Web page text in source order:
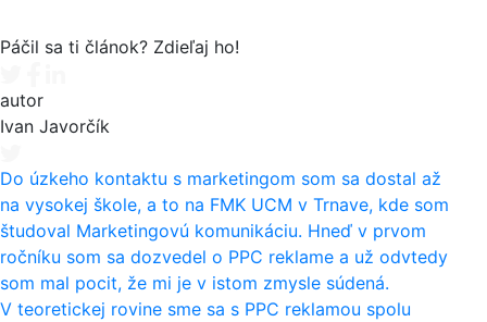
Páčil sa ti článok? Zdieľaj ho!
autor
Ivan Javorčík
Do úzkeho kontaktu s marketingom som sa dostal až
na vysokej škole, a to na FMK UCM v Trnave, kde som
študoval Marketingovú komunikáciu. Hneď v prvom
ročníku som sa dozvedel o PPC reklame a už odvtedy
som mal pocit, že mi je v istom zmysle súdená.
V teoretickej rovine sme sa s PPC reklamou spolu